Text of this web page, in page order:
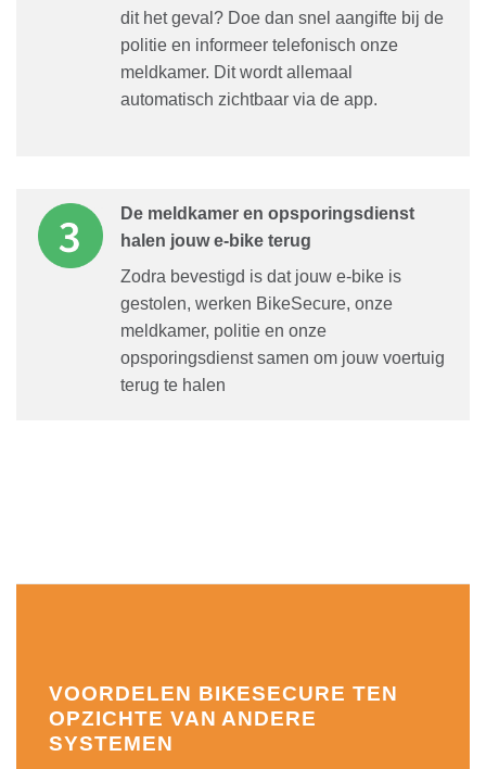
dit het geval? Doe dan snel aangifte bij de
politie en informeer telefonisch onze
meldkamer. Dit wordt allemaal
automatisch zichtbaar via de app.
De meldkamer en opsporingsdienst
halen jouw e-bike terug
Zodra bevestigd is dat jouw e-bike is
gestolen, werken BikeSecure, onze
meldkamer, politie en onze
opsporingsdienst samen om jouw voertuig
terug te halen
VOORDELEN BIKESECURE TEN
OPZICHTE VAN ANDERE
SYSTEMEN